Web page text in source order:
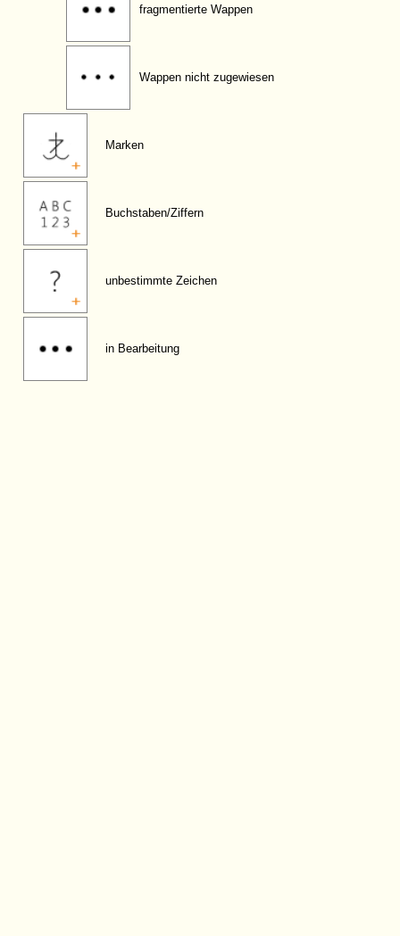
fragmentierte Wappen
Wappen nicht zugewiesen
Marken
Buchstaben/Ziffern
unbestimmte Zeichen
in Bearbeitung